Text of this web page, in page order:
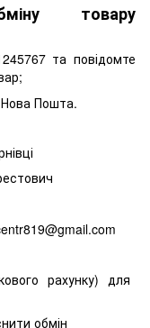
товару
та повідомте
Нова Пошта.
рахунку) для
обмін